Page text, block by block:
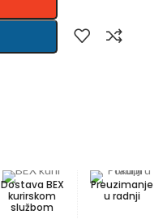
Dostava BEX
kurirskom
službom
Preuzimanje
u radnji